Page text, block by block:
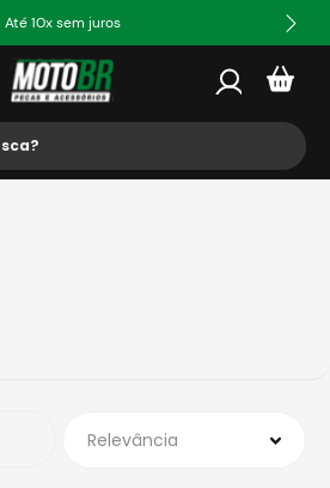
Até 10x sem juros
Relevância